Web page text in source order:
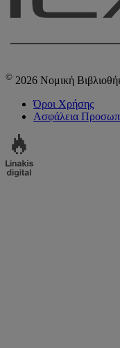
© 2026 Νομική
Όροι Χρήσης
Ασφάλεια